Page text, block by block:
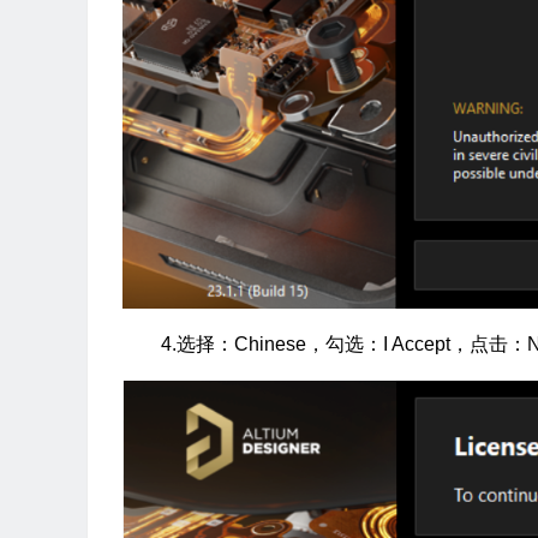
4.选择：Chinese，勾选：I Accept，点击：